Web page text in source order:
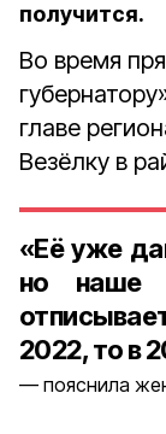
получится.
Во время
главе
Везёлку в
«Её уже
но наше
2022, то в
пояснила